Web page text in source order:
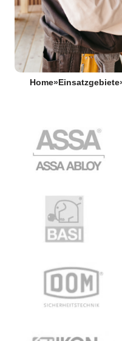
Home» Einsatzgebiete